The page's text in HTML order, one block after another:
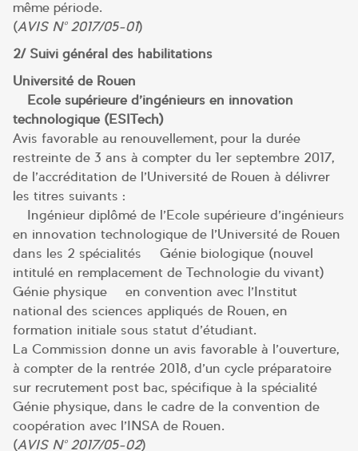
même période.
(AVIS N° 2017/05-01)
2/ Suivi général des habilitations
Université de Rouen
– Ecole supérieure d’ingénieurs en innovation
technologique (ESITech)
Avis favorable au renouvellement, pour la durée
restreinte de 3 ans à compter du 1er septembre 2017,
de l’accréditation de l’Université de Rouen à délivrer
les titres suivants :
– Ingénieur diplômé de l’Ecole supérieure d’ingénieurs
en innovation technologique de l’Université de Rouen
dans les 2 spécialités – Génie biologique (nouvel
intitulé en remplacement de Technologie du vivant) –
Génie physique – en convention avec l’Institut
national des sciences appliqués de Rouen, en
formation initiale sous statut d’étudiant.
La Commission donne un avis favorable à l’ouverture,
à compter de la rentrée 2018, d’un cycle préparatoire
sur recrutement post bac, spécifique à la spécialité
Génie physique, dans le cadre de la convention de
coopération avec l’INSA de Rouen.
(AVIS N° 2017/05-02)